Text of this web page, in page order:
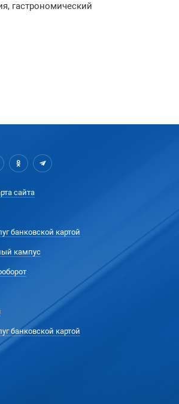
гастрономический
сайта
банковской картой
кампус
банковской картой